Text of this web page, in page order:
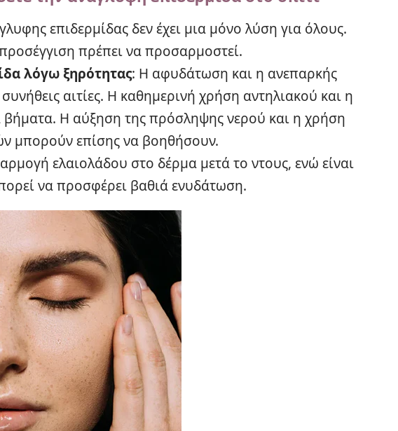
επιδερμίδας δεν έχει μια μόνο λύση για όλους.
πρέπει να προσαρμοστεί.
λόγω ξηρότητας: Η αφυδάτωση και η ανεπαρκής
αιτίες. Η καθημερινή χρήση αντηλιακού και η
βήματα. Η αύξηση της πρόσληψης νερού και η χρήση
μπορούν επίσης να βοηθήσουν.
ελαιολάδου στο δέρμα μετά το ντους, ενώ είναι
να προσφέρει βαθιά ενυδάτωση.